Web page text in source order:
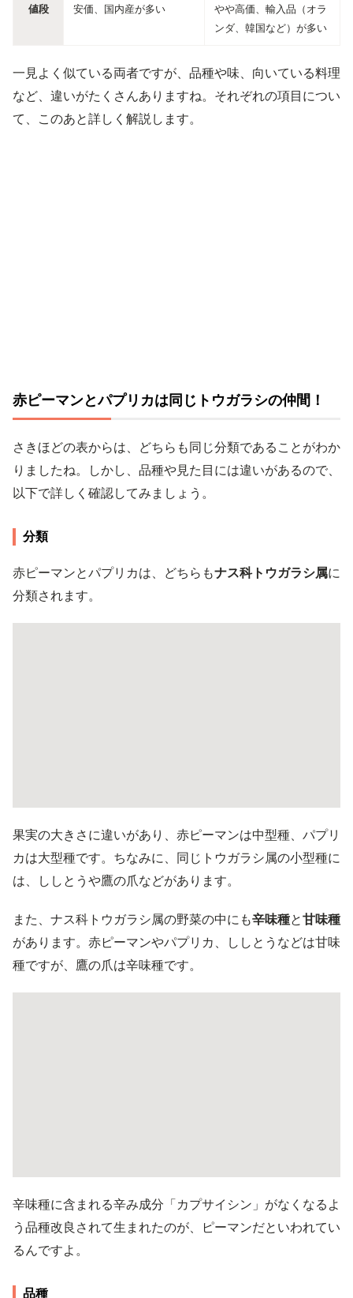
値段 安価、国内産が多い
やや高価、輸入品（オラ
ンダ、韓国など）が多い
一見よく似ている両者ですが、品種や味、向いている料理
など、違いがたくさんありますね。それぞれの項目につい
て、このあと詳しく解説します。
赤ピーマンとパプリカは同じトウガラシの仲間！
さきほどの表からは、どちらも同じ分類であることがわか
りましたね。しかし、品種や見た目には違いがあるので、
以下で詳しく確認してみましょう。
分類
赤ピーマンとパプリカは、どちらもナス科トウガラシ属に
分類されます。
果実の大きさに違いがあり、赤ピーマンは中型種、パプリ
カは大型種です。ちなみに、同じトウガラシ属の小型種に
は、ししとうや鷹の爪などがあります。
また、ナス科トウガラシ属の野菜の中にも辛味種と甘味種
があります。赤ピーマンやパプリカ、ししとうなどは甘味
種ですが、鷹の爪は辛味種です。
辛味種に含まれる辛み成分「カプサイシン」がなくなるよ
う品種改良されて生まれたのが、ピーマンだといわれてい
るんですよ。
品種